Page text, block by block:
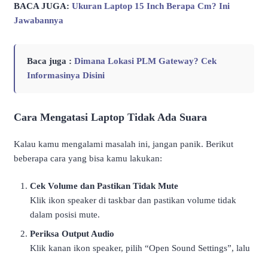
BACA JUGA: Ukuran Laptop 15 Inch Berapa Cm? Ini
Jawabannya
Baca juga : Dimana Lokasi PLM Gateway? Cek
Informasinya Disini
Cara Mengatasi Laptop Tidak Ada Suara
Kalau kamu mengalami masalah ini, jangan panik. Berikut
beberapa cara yang bisa kamu lakukan:
Cek Volume dan Pastikan Tidak Mute
Klik ikon speaker di taskbar dan pastikan volume tidak
dalam posisi mute.
Periksa Output Audio
Klik kanan ikon speaker, pilih “Open Sound Settings”, lalu